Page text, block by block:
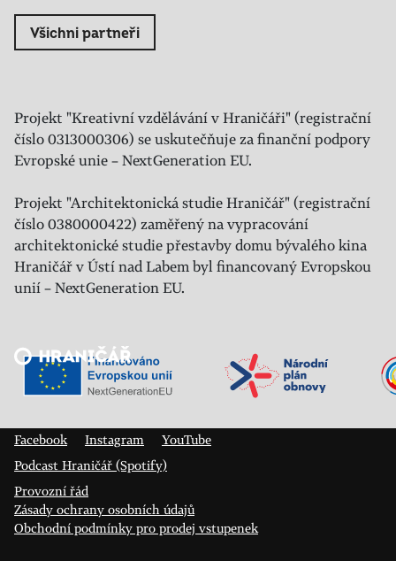
Všichni partneři
Projekt "Kreativní vzdělávání v Hraničáři" (registrační
číslo 0313000306) se uskutečňuje za finanční podpory
Evropské unie – NextGeneration EU.
Projekt "Architektonická studie Hraničář" (registrační
číslo 0380000422) zaměřený na vypracování
architektonické studie přestavby domu bývalého kina
Hraničář v Ústí nad Labem byl financovaný Evropskou
unií – NextGeneration EU.
Veřejný sál Hraničář, spolek
Facebook
Instagram
YouTube
Podcast Hraničář (Spotify)
Provozní řád
Zásady ochrany osobních údajů
Obchodní podmínky pro prodej vstupenek